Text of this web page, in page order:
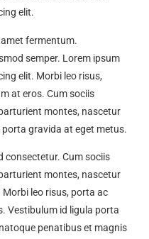
elit.
fermentum.
semper. Lorem ipsum
elit. Morbi leo risus,
at eros. Cum sociis
montes, nascetur
gravida at eget metus.
consectetur. Cum sociis
montes, nascetur
leo risus, porta ac
Vestibulum id ligula porta
penatibus et magnis